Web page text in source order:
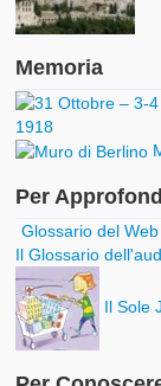
Memoria
1918
Per
Glossario del Web
Il Glossario
Il Sole